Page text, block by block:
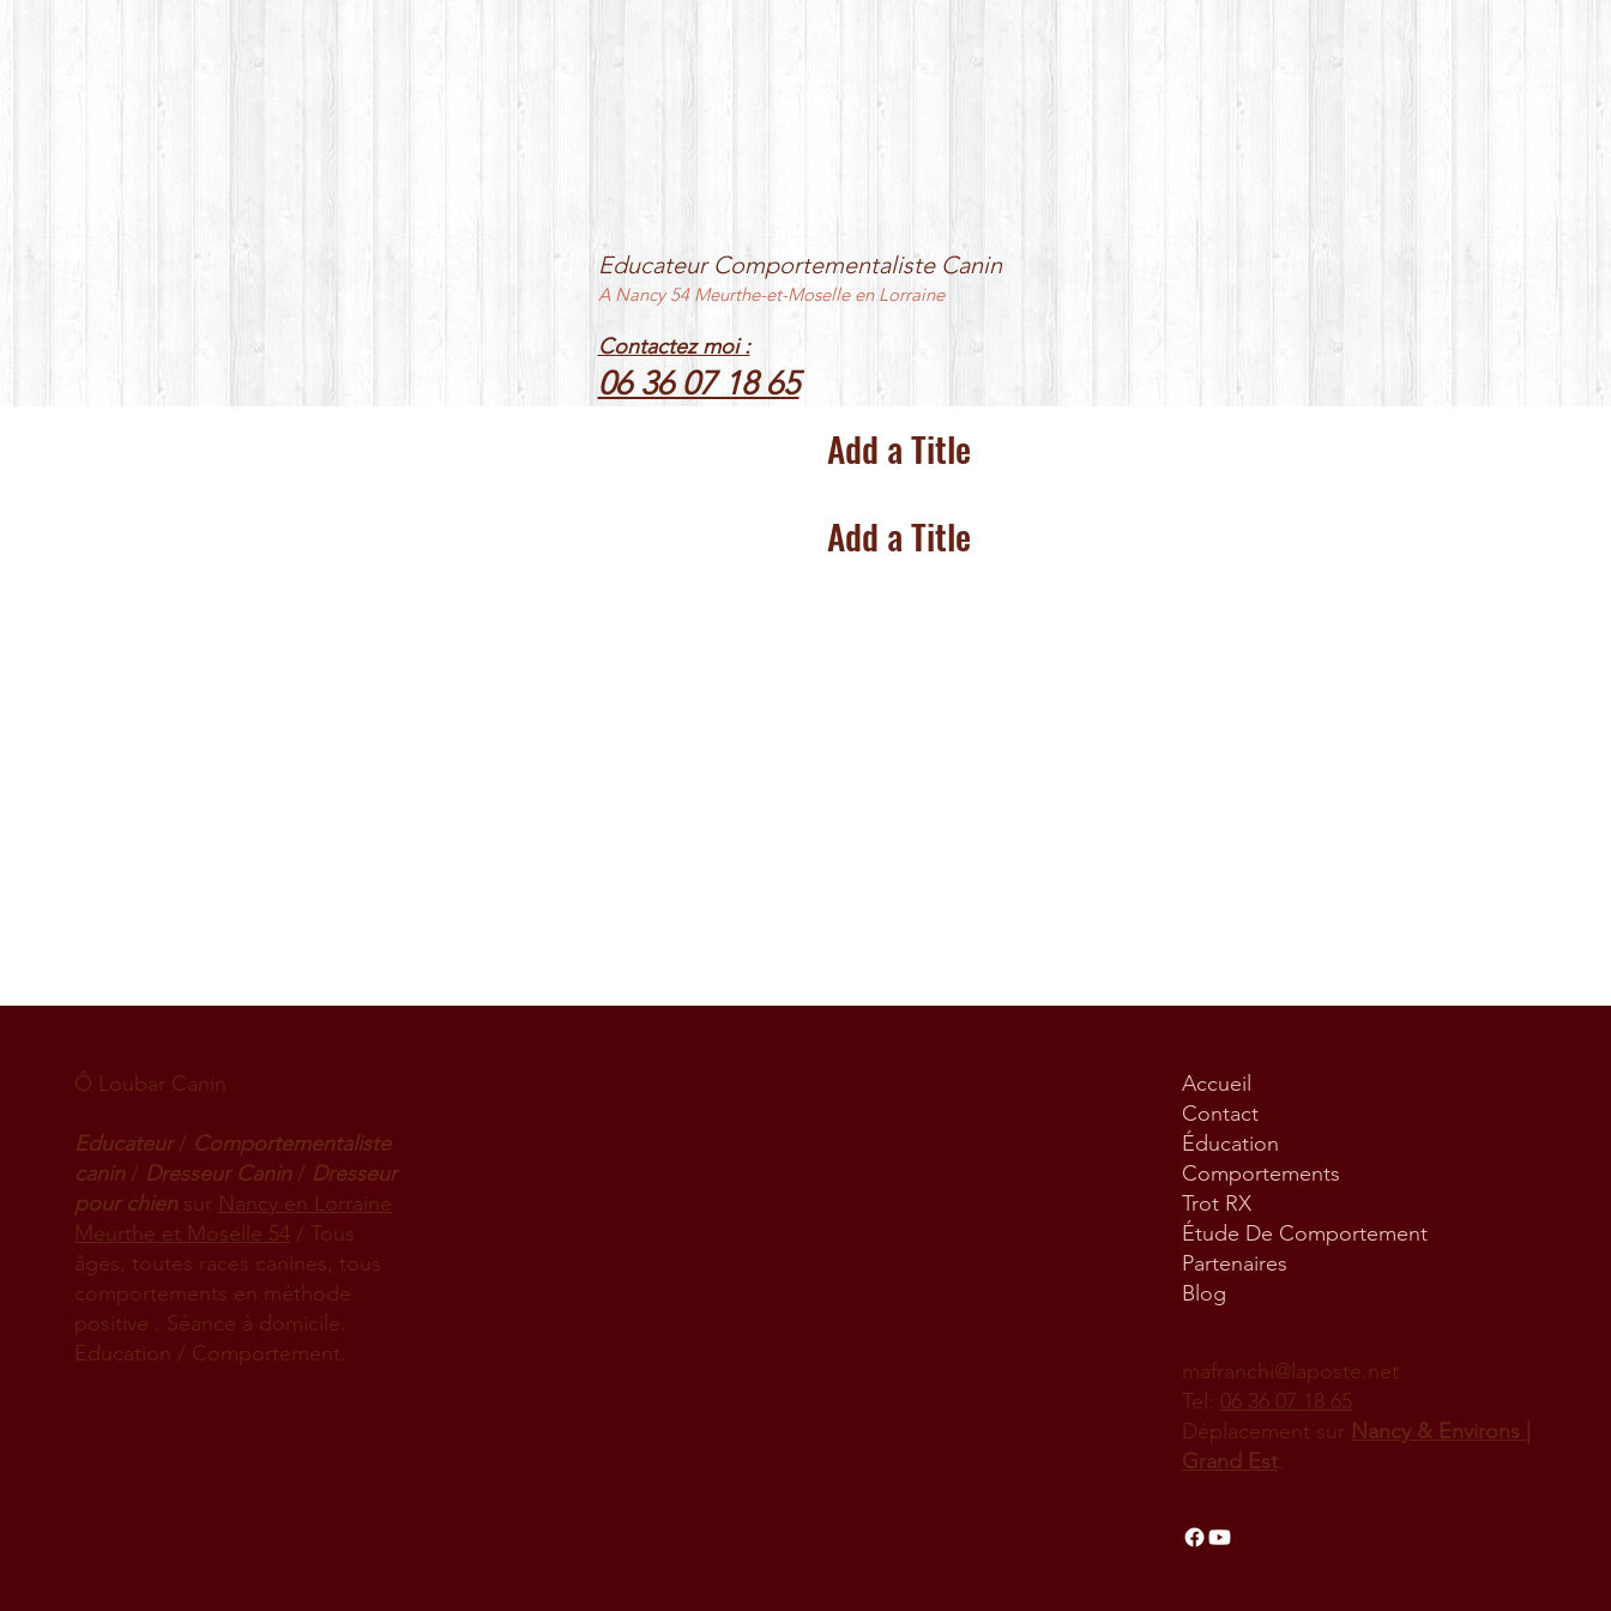
Educateur Comportementaliste Canin
A Nancy 54 Meurthe-et-Moselle en Lorraine
Contactez moi :
06 36 07 18 65
Add a Title
Add a Title
Ô Loubar Canin
Educateur/ Comportementaliste
canin/ Dresseur Canin/ Dresseur
pour chien sur Nancy en Lorraine
Meurthe et Moselle 54 / Tous
âges, toutes races canines, tous
comportements en méthode
positive . Séance à domicile.
Education / Comportement.
Accueil
Contact
Éducation
Comportements
Trot RX
Étude De Comportement
Partenaires
Blog
mafranchi@laposte.net
Tel: 06 36 07 18 65
Déplacement sur Nancy & Environs |
Grand Est.